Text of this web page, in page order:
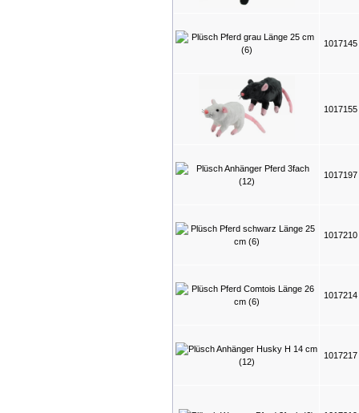
1017145
1017155
1017197
1017210
1017214
1017217